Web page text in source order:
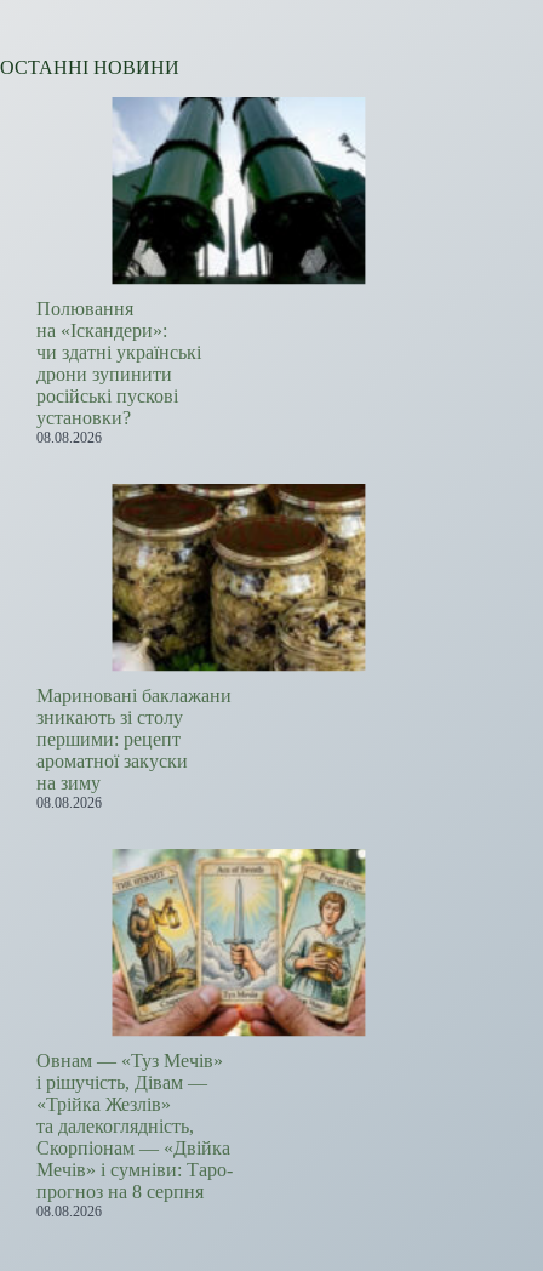
ОСТАННІ НОВИНИ
Полювання
на «Іскандери»:
чи здатні українські
дрони зупинити
російські пускові
установки?
08.08.2026
Мариновані баклажани
зникають зі столу
першими: рецепт
ароматної закуски
на зиму
08.08.2026
Овнам — «Туз Мечів»
і рішучість, Дівам —
«Трійка Жезлів»
та далекоглядність,
Скорпіонам — «Двійка
Мечів» і сумніви: Таро-
прогноз на 8 серпня
08.08.2026